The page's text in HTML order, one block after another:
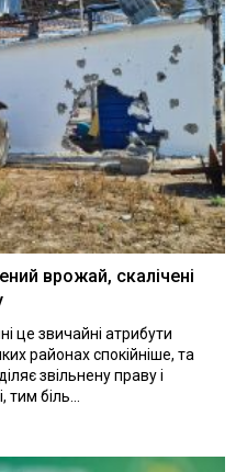
врожай, скалічені
це звичайні атрибути
районах спокійніше, та
звільнену праву і
біль...